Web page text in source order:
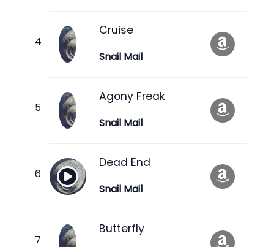
Cruise
Snail Mail
Agony Freak
Snail Mail
Dead End
Snail Mail
Butterfly